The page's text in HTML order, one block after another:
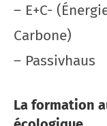
– E+C-
Carbone)
– Passivhaus
La formation